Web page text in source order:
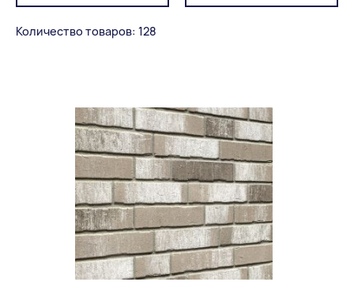
Показывать сначала
Количество товаров: 128